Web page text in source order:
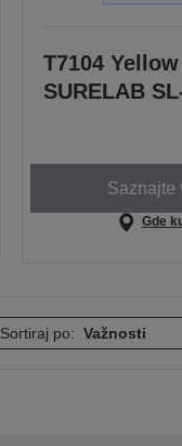
T7104 Yellow
SURELAB
Saznajte
Gde
Sortiraj po: